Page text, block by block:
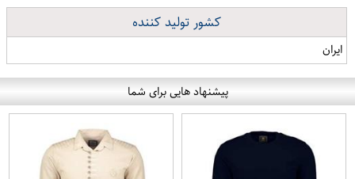
کشور تولید کننده
ایران
پیشنهاد هایی برای شما